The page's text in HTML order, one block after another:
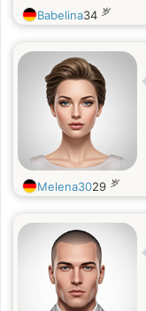
Babelina34 岁
Melena3029 岁